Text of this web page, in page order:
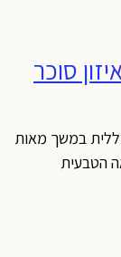
סוכר
במשך מאות
הטבעית